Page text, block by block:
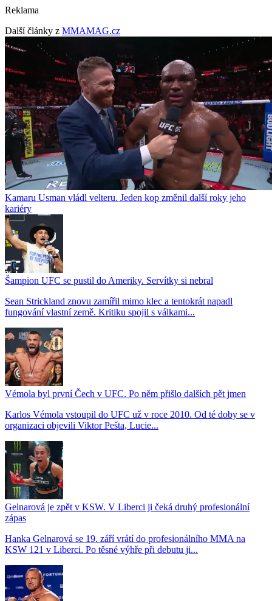
Reklama
Další články z MMAMAG.cz
Kamaru Usman vládl velteru. Jeden kop změnil další roky jeho
kariéry
Šampion UFC se pustil do Ameriky. Servítky si nebral
Sean Strickland znovu zamířil mimo klec a tentokrát napadl
fungování vlastní země. Kritiku spojil s válkami...
Vémola byl první Čech v UFC. Po něm přišlo dalších pět jmen
Karlos Vémola vstoupil do UFC už v roce 2010. Od té doby se v
organizaci objevili Viktor Pešta, Lucie...
Gelnarová je zpět v KSW. V Liberci ji čeká druhý profesionální
zápas
Hanka Gelnarová se 19. září vrátí do profesionálního MMA na
KSW 121 v Liberci. Po těsné výhře při debutu ji...